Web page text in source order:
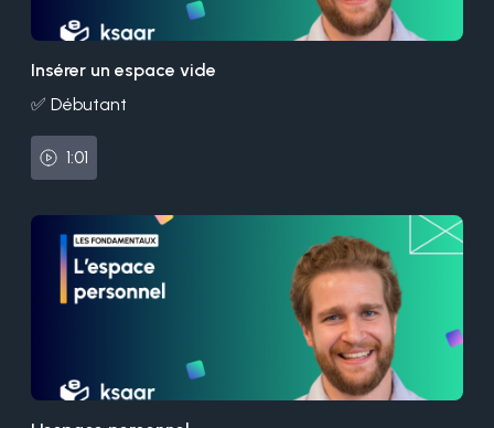
Insérer un espace vide
✅ Débutant
1:01